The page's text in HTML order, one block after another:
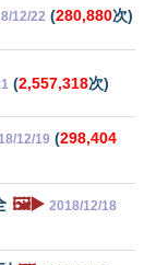
12/22 (280,880次)
(2,557,318次)
12/19 (298,404
🖼️▶️ 2018/12/18